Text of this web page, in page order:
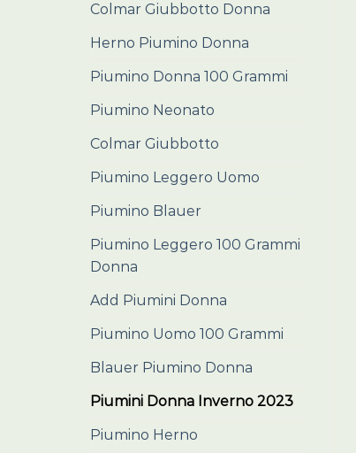
Colmar Giubbotto Donna
Herno Piumino Donna
Piumino Donna 100 Grammi
Piumino Neonato
Colmar Giubbotto
Piumino Leggero Uomo
Piumino Blauer
Piumino Leggero 100 Grammi
Donna
Add Piumini Donna
Piumino Uomo 100 Grammi
Blauer Piumino Donna
Piumini Donna Inverno 2023
Piumino Herno